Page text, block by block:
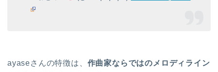
ayaseさんの特徴は、 作曲家ならではのメロディライン